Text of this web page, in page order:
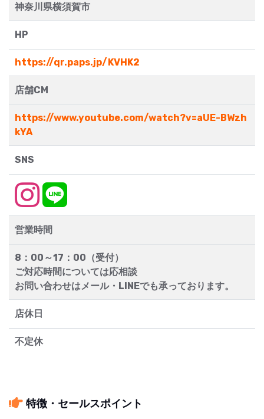
神奈川県横須賀市
HP
https://qr.paps.jp/KVHK2
店舗CM
https://www.youtube.com/watch?v=aUE-BWzh
kYA
SNS
営業時間
8：00～17：00（受付）
ご対応時間については応相談
お問い合わせはメール・LINEでも承っております。
店休日
不定休
特徴・セールスポイント